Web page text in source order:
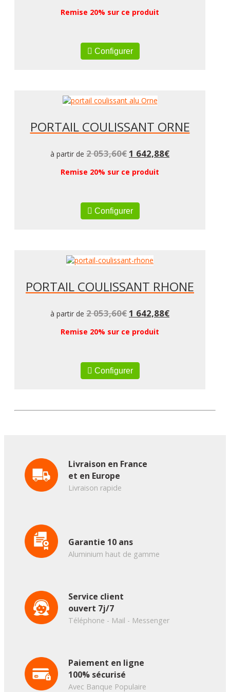
Remise 20% sur ce produit
Configurer
PORTAIL COULISSANT ORNE
à partir de 2 053,60€1 642,88€
Remise 20% sur ce produit
Configurer
PORTAIL COULISSANT RHONE
à partir de 2 053,60€1 642,88€
Remise 20% sur ce produit
Configurer
Livraison en France
et en Europe
Livraison rapide
Garantie 10 ans
Aluminium haut de gamme
Service client
ouvert 7j/7
Téléphone - Mail - Messenger
Paiement en ligne
100% sécurisé
Avec Banque Populaire